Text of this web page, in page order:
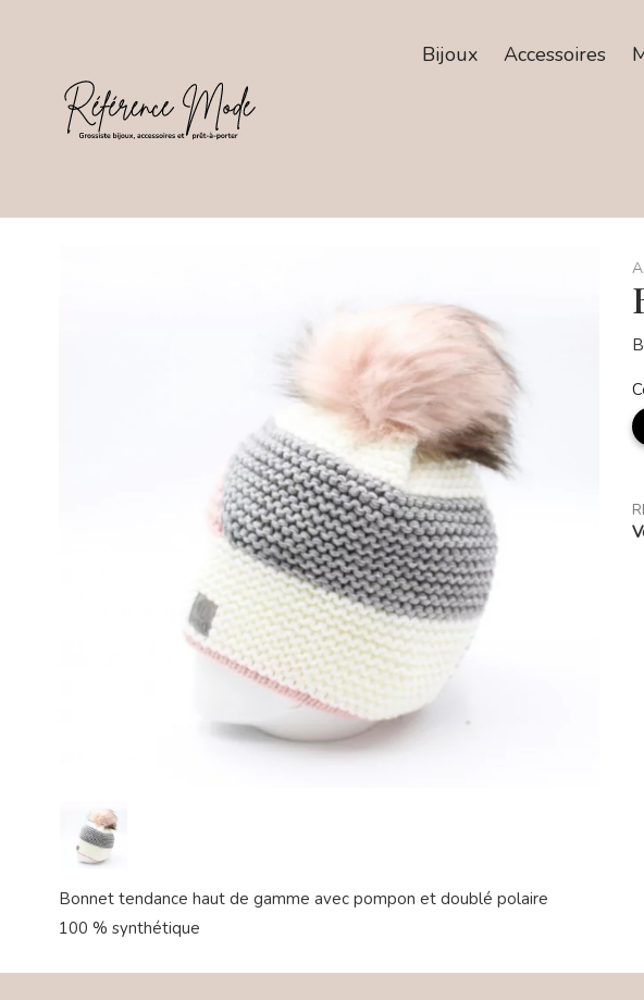
Bijoux Accessoires
Bonnet tendance haut de gamme avec pompon et doublé polaire
100 % synthétique